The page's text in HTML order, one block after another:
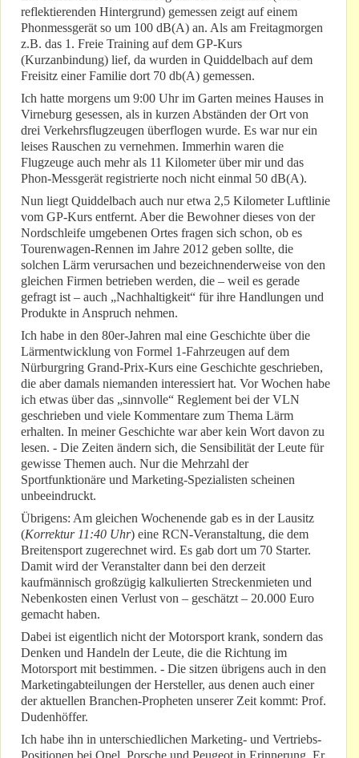
reflektierenden Hintergrund) gemessen zeigt auf einem
Phonmessgerät so um 100 dB(A) an. Als am Freitagmorgen
z.B. das 1. Freie Training auf dem GP-Kurs
(Kurzanbindung) lief, da wurden in Quiddelbach auf dem
Freisitz einer Familie dort 70 db(A) gemessen.
Ich hatte morgens um 9:00 Uhr im Garten meines Hauses in
Virneburg gesessen, als in kurzen Abständen der Ort von
drei Verkehrsflugzeugen überflogen wurde. Es war nur ein
leises Rauschen zu vernehmen. Immerhin waren die
Flugzeuge auch mehr als 11 Kilometer über mir und das
Phon-Messgerät registrierte noch nicht einmal 50 dB(A).
Nun liegt Quiddelbach auch nur etwa 2,5 Kilometer Luftlinie
vom GP-Kurs entfernt. Aber die Bewohner dieses von der
Nordschleife umgebenen Ortes fragen sich schon, ob es
Tourenwagen-Rennen im Jahre 2012 geben sollte, die
solchen Lärm verursachen und bezeichnenderweise von den
gleichen Firmen betrieben werden, die – weil es gerade
gefragt ist – auch „Nachhaltigkeit“ für ihre Handlungen und
Produkte in Anspruch nehmen.
Ich habe in den 80er-Jahren mal eine Geschichte über die
Lärmentwicklung von Formel 1-Fahrzeugen auf dem
Nürburgring Grand-Prix-Kurs eine Geschichte geschrieben,
die aber damals niemanden interessiert hat. Vor Wochen habe
ich etwas über das „sinnvolle“ Reglement bei der VLN
geschrieben und viele Kommentare zum Thema Lärm
erhalten. In meiner Geschichte war aber kein Wort davon zu
lesen. - Die Zeiten ändern sich, die Sensibilität der Leute für
gewisse Themen auch. Nur die Mehrzahl der
Sportfunktionäre und Marketing-Spezialisten scheinen
unbeeindruckt.
Übrigens: Am gleichen Wochenende gab es in der Lausitz
(Korrektur 11:40 Uhr) eine RCN-Veranstaltung, die dem
Breitensport zugerechnet wird. Es gab dort um 70 Starter.
Damit wird der Veranstalter dann bei den derzeit
kaufmännisch großzügig kalkulierten Streckenmieten und
Nebenkosten einen Verlust von – geschätzt – 20.000 Euro
gemacht haben.
Dabei ist eigentlich nicht der Motorsport krank, sondern das
Denken und Handeln der Leute, die die Richtung im
Motorsport mit bestimmen. - Die sitzen übrigens auch in den
Marketingabteilungen der Hersteller, aus denen auch einer
der aktuellen Branchen-Propheten unserer Zeit kommt: Prof.
Dudenhöffer.
Ich habe ihn in unterschiedlichen Marketing- und Vertriebs-